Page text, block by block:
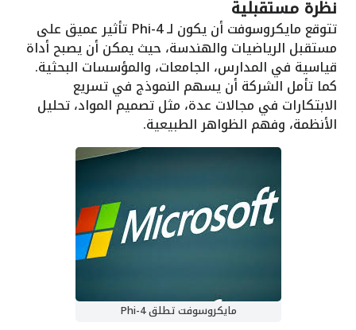
نظرة مستقبلية
تتوقع مايكروسوفت أن يكون لـ Phi-4 تأثير عميق على
مستقبل الرياضيات والهندسة، حيث يمكن أن يصبح أداة
قياسية في المدارس، الجامعات، والمؤسسات البحثية.
كما تأمل الشركة أن يسهم النموذج في تسريع
الابتكارات في مجالات عدة، مثل تصميم المواد، تحليل
الأنظمة، وفهم الظواهر الطبيعية.
مايكروسوفت تطلق Phi-4